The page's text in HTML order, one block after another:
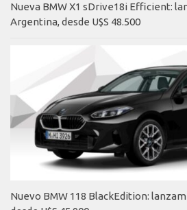
Nueva BMW X1 sDrive18i Efficient:
Argentina, desde U$S 48.500
Nuevo BMW 118 BlackEdition: